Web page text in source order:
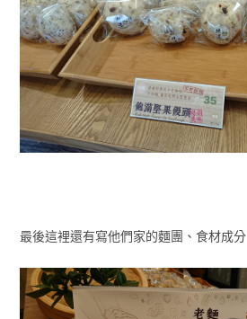
最後這裡還有寫他們家的麵團、食材成分